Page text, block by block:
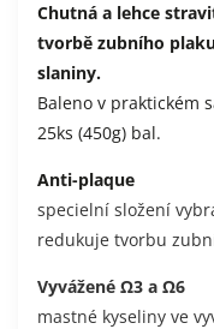
Chutná a lehce
tvorbě zubního
slaniny.
Baleno v praktickém
25ks (450g) bal.
Anti-plaque
specielní složení
redukuje tvorbu
Vyvážené Ω3 a Ω6
mastné kyseliny ve